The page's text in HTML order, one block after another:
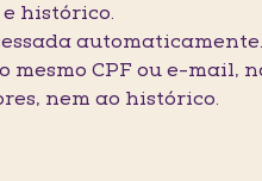
histórico.
automaticamente.
mesmo CPF ou e-
nem ao histórico.